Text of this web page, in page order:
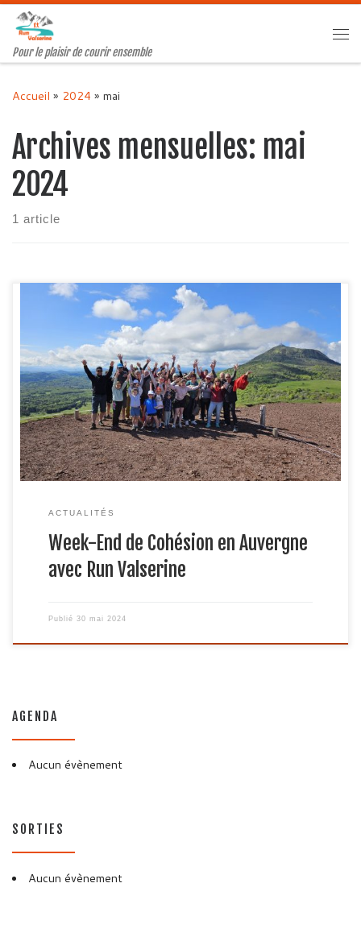
Passer au contenu
Pour le plaisir de courir ensemble
Accueil » 2024 » mai
Archives mensuelles: mai
2024
1 article
Un week-end inoubliable pour renforcer les liens Run
Valserine a organisé un week-end mémorable en Auvergne
lors de la Pentecôte, offrant aux participants l’opportunité
de partager des moments de cohésion et de découverte
dans une région riche en paysages et en histoire. Samedi :
Départ pour Clermont-Ferrand Le samedi, nous […]
ACTUALITÉS
Week-End de Cohésion en Auvergne
avec Run Valserine
Publié 30 mai 2024
AGENDA
Aucun évènement
SORTIES
Aucun évènement